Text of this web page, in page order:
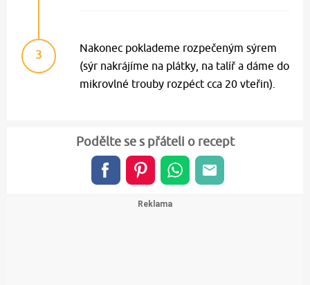
3
Nakonec poklademe rozpečeným sýrem
(sýr nakrájíme na plátky, na talíř a dáme do
mikrovlné trouby rozpéct cca 20 vteřin).
Podělte se s přáteli o recept